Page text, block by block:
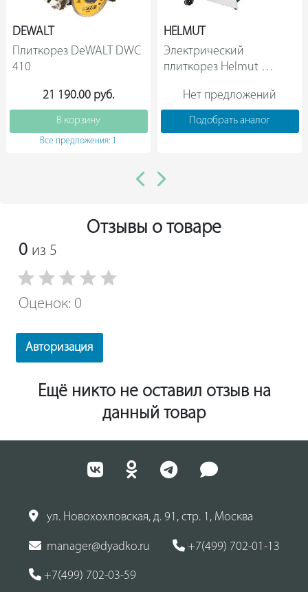
DEWALT
Плиткорез DeWALT DWC
21 190.00 руб.
В корзину
Все предложения: 1
HELMUT
Электрический
плиткорез Helmut
Нет предложений
Подобрать аналог
Отзывы о товаре
0 из 5
Оценок: 0
Авторизация
Ещё никто не оставил отзыв на
данный товар
ул. Новохохловская, д. 91, стр. 1, Москва
manager@dyadko.ru +7(499) 702-01-13
+7(499) 702-03-59